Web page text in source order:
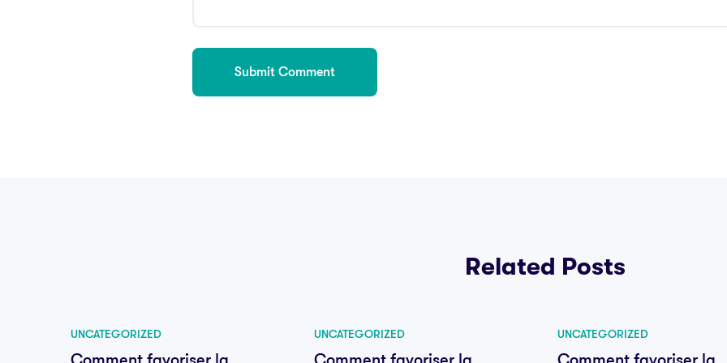
Related Posts
UNCATEGORIZED UNCATEGORIZED UNCATEGORIZED